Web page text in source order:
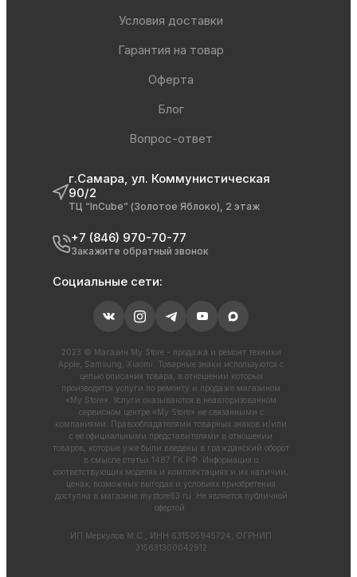
Условия доставки
Гарантия на товар
Оферта
Блог
Вопрос-ответ
г.Самара, ул. Коммунистическая
90/2
ТЦ “InCube” (Золотое Яблоко), 2 этаж
+7 (846) 970-70-77
Закажите обратный звонок
Социальные сети:
2023 © Магазин My Store - продажа и ремонт техники
Apple, Samsung, Xiaomi. Товарные знаки используются с
целью описания товара, в отношении которых
производятся услуги по ремонту и продаже магазином
«My Store». Услуги оказываются в неавторизованном
сервисном центре «My Store» не связанными с
компаниями. Правообладателями товарных знаков и/или
с ее официальными представителями в отношении
товаров, которые уже были введены в гражданский оборот
в смысле статьи 1487 ГК РФ. Информация о
соответствующих моделях и комплектациях и их наличии,
ценах, возможных выгодах и условиях приобретения
доступна в магазине mystore63.ru . Не является публичной
офертой.
ИП Меркулов М.С., ИНН 631505945724, ОГРНИП
315631300042912